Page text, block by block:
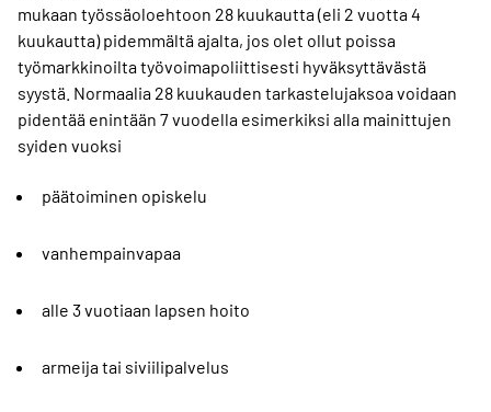
mukaan työssäoloehtoon 28 kuukautta (eli 2 vuotta 4
kuukautta) pidemmältä ajalta, jos olet ollut poissa
työmarkkinoilta työvoimapoliittisesti hyväksyttävästä
syystä. Normaalia 28 kuukauden tarkastelujaksoa voidaan
pidentää enintään 7 vuodella esimerkiksi alla mainittujen
syiden vuoksi
päätoiminen opiskelu
vanhempainvapaa
alle 3 vuotiaan lapsen hoito
armeija tai siviilipalvelus